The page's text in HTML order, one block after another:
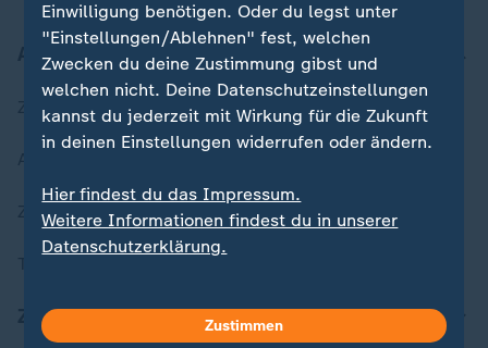
Aktuell bei ZDFheute
Zuletzt veröffentlicht
ZDFheute Stories
ZDFheute Update
Einwilligung benötigen. Oder du legst unter
"Einstellungen/Ablehnen" fest, welchen
Zwecken du deine Zustimmung gibst und
welchen nicht. Deine Datenschutzeinstellungen
kannst du jederzeit mit Wirkung für die Zukunft
in deinen Einstellungen widerrufen oder ändern.
Hier findest du das Impressum.
Weitere Informationen findest du in unserer
Datenschutzerklärung.
Zustimmen